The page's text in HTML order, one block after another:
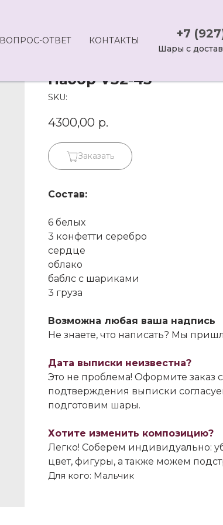
ВОПРОС-ОТВЕТ КОНТАКТЫ +7
Шары с
Набор V32-43
SKU:
4300,00 р.
Заказать
Состав:
6 белых
3 конфетти серебро
сердце
облако
баблс с шариками
3 груза
Возможна любая ваша надпись
Не знаете, что написать? Мы
Дата выписки неизвестна?
Это не проблема! Оформите заказ
подтверждения выписки
подготовим шары.
Хотите изменить композицию?
Легко! Соберем индивидуально:
цвет, фигуры, а также можем
Для кого: Мальчик